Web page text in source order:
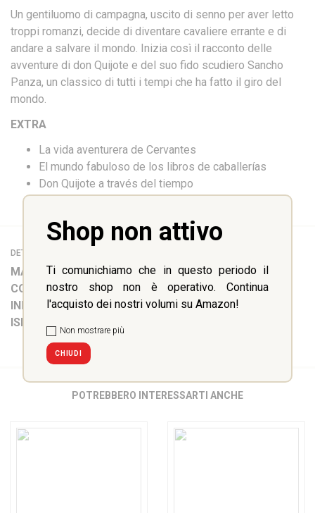
Shop non attivo
Ti comunichiamo che in questo periodo il
nostro shop non è operativo. Continua
l'acquisto dei nostri volumi su Amazon!
Non mostrare più
CHIUDI
Un gentiluomo di campagna, uscito di senno per aver letto
troppi romanzi, decide di diventare cavaliere errante e di
andare a salvare il mondo. Inizia così il racconto delle
avventure di don Quijote e del suo fido scudiero Sancho
Panza, un classico di tutti i tempi che ha fatto il giro del
mondo.
EXTRA
La vida aventurera de Cervantes
El mundo fabuloso de los libros de caballerías
Don Quijote a través del tiempo
DETTAGLI
MATERIA:
Spagnolo
COLLANA:
Lecturas LIBERTY
INFO:
128 pp
ISBN:
POTREBBERO INTERESSARTI ANCHE